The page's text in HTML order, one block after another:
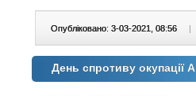
Опубліковано: 3-03-2021, 08:56 |
День спротиву